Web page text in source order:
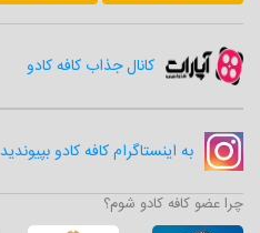
به اینستاگرام کافه کادو بپیوندید
کانال جذاب کافه کادو
چرا عضو کافه کادو شوم؟